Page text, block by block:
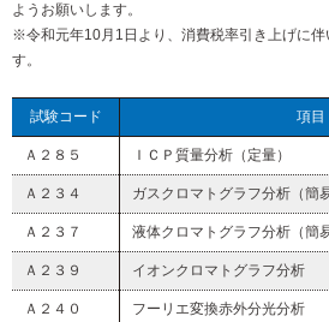
ようお願いします。
※令和元年10月1日より、消費税率引き上げに伴
す。
試験コード 項目
Ａ２８５ ＩＣＰ質量分析（定量）
Ａ２３４ ガスクロマトグラフ分析（簡
Ａ２３７ 液体クロマトグラフ分析（簡
Ａ２３９ イオンクロマトグラフ分析
Ａ２４０ フーリエ変換赤外分光分析